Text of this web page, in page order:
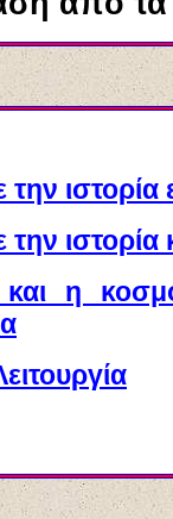
ιστορία
ιστορία
η